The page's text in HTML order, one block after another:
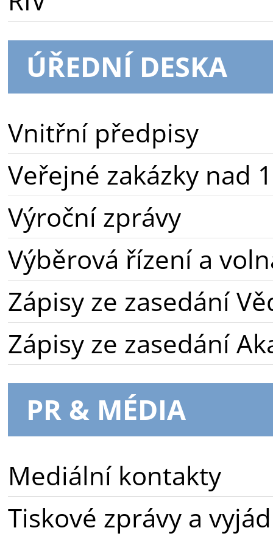
ÚŘEDNÍ DESKA
Vnitřní předpisy
Veřejné zakázky nad
Výroční zprávy
Výběrová řízení a
Zápisy ze zasedání
Zápisy ze zasedání
PR & MÉDIA
Mediální kontakty
Tiskové zprávy a